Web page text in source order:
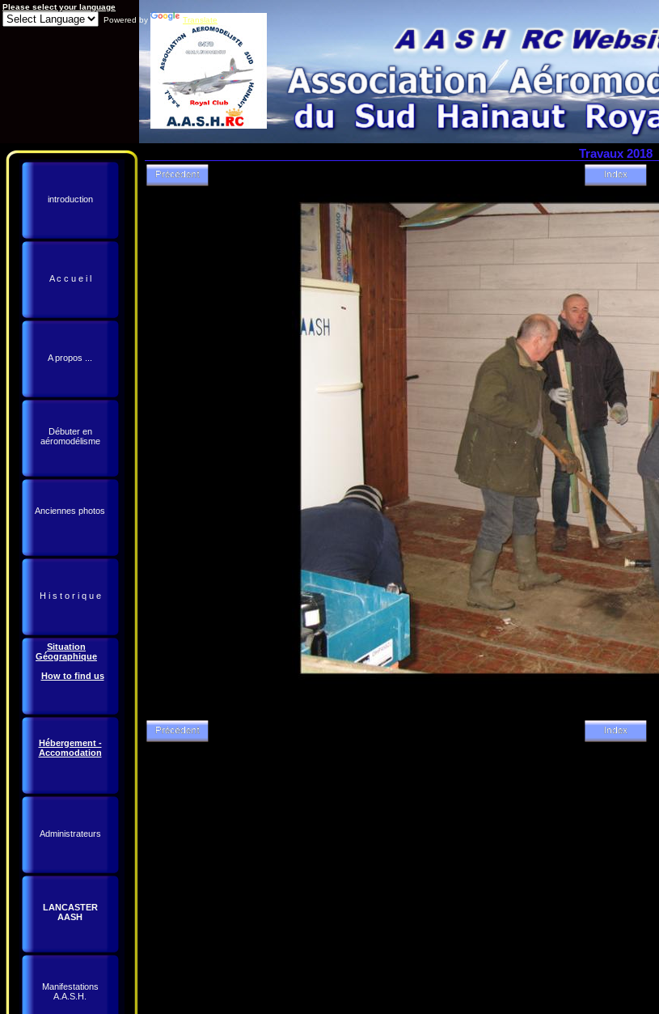
Please select your language
Powered by
Translate
introduction
A c c u e i l
A propos ...
Débuter en
aéromodélisme
Anciennes photos
H i s t o r i q u e
Situation
Géographique
How to find us
Hébergement -
Accomodation
Administrateurs
LANCASTER
AASH
Manifestations
A.A.S.H.
Travaux 2018